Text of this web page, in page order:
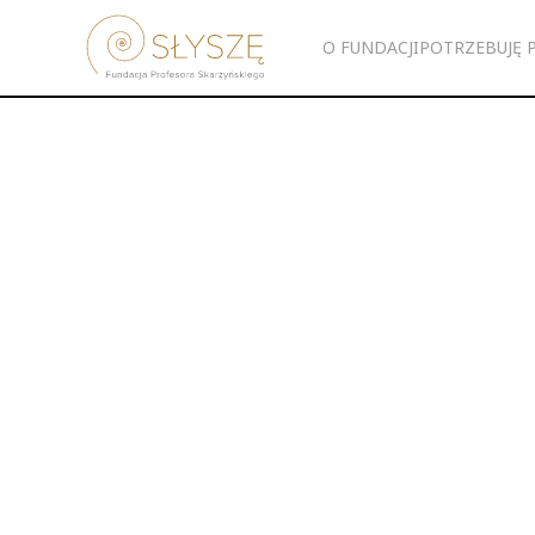
O FUNDACJIPOTRZEBUJĘ